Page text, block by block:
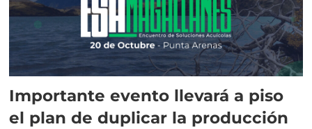
Importante evento llevará a piso
el plan de duplicar la producción